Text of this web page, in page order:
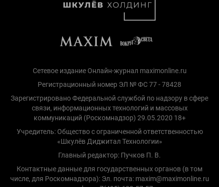
Сетевое издание Онлайн-журнал maximonline.ru
Регистрационный номер ЭЛ № ФС 77 - 78428
Зарегистрировано Федеральной службой по надзору в сфере
связи, информационных технологий и массовых
коммуникаций (Роскомнадзор) 29.05.2020 18+
Учредитель: Общество с ограниченной ответственностью
«Шкулёв Диджитал Технологии»
Главный редактор: Пучков П. В.
Контактные данные для государственных органов (в том
числе, для Роскомнадзора): Эл. почта: maxim@maximonline.ru